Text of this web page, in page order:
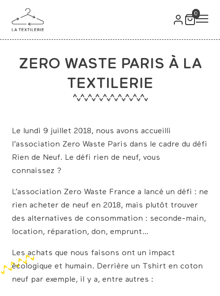
0
ZERO WASTE PARIS À LA
TEXTILERIE
Le lundi 9 juillet 2018, nous avons accueilli
l’association Zero Waste Paris dans le cadre du défi
Rien de Neuf. Le défi rien de neuf, vous
connaissez ?
L’association Zero Waste France a lancé un défi : ne
rien acheter de neuf en 2018, mais plutôt trouver
des alternatives de consommation : seconde-main,
location, réparation, don, emprunt…
Les achats que nous faisons ont un impact
écologique et humain. Derrière un Tshirt en coton
neuf par exemple, il y a, entre autres :